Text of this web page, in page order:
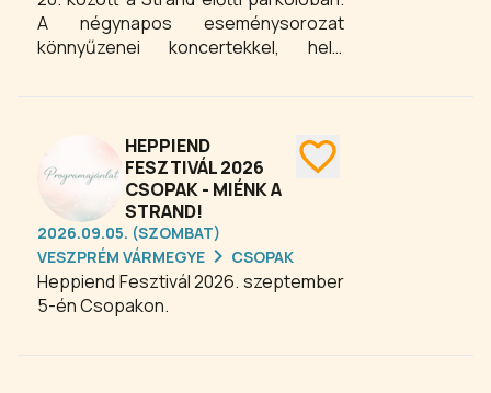
A négynapos eseménysorozat
könnyűzenei koncertekkel, helyi
gasztronómiai programokkal és
tartalmas kikapcsolódást minden
korosztály számára.
HEPPIEND
FESZTIVÁL 2026
CSOPAK - MIÉNK A
STRAND!
2026.09.05. (SZOMBAT)
VESZPRÉM VÁRMEGYE
CSOPAK
Heppiend Fesztivál 2026. szeptember
5-én Csopakon.